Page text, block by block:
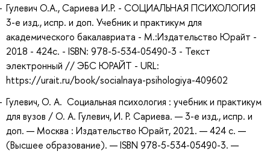
Гулевич О.А., Сариева И.Р. - СОЦИАЛЬНАЯ ПСИХОЛОГИЯ
3-е изд., испр. и доп. Учебник и практикум для
академического бакалавриата - М.:Издательство Юрайт -
2018 - 424с. - ISBN: 978-5-534-05490-3 - Текст
электронный // ЭБС ЮРАЙТ - URL:
https://urait.ru/book/socialnaya-psihologiya-409602
Гулевич, О. А. Социальная психология : учебник и практикум
для вузов / О. А. Гулевич, И. Р. Сариева. — 3-е изд., испр. и
доп. — Москва : Издательство Юрайт, 2021. — 424 с. —
(Высшее образование). — ISBN 978-5-534-05490-3. —